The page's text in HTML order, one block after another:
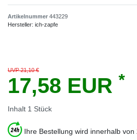
Artikelnummer 443229
Hersteller: ich-zapfe
UVP 21,10 €
17,58 EUR *
Inhalt 1 Stück
Ihre Bestellung wird innerhalb